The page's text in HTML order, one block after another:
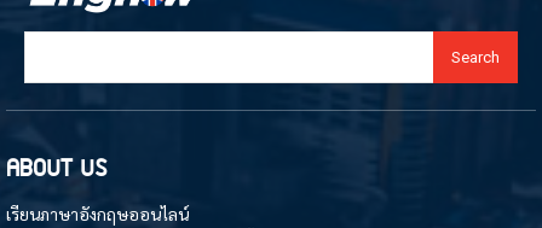
Search
ABOUT US
เรียนภาษาอังกฤษออนไลน์